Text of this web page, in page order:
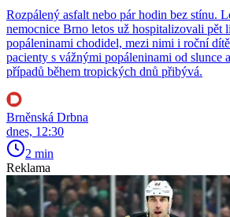
Rozpálený asfalt nebo pár hodin bez stínu.
nemocnice Brno letos už hospitalizovali pět
popáleninami chodidel, mezi nimi i roční
pacienty s vážnými popáleninami od slunce
případů během tropických dnů přibývá.
Brněnská Drbna
dnes, 12:30
2 min
Reklama